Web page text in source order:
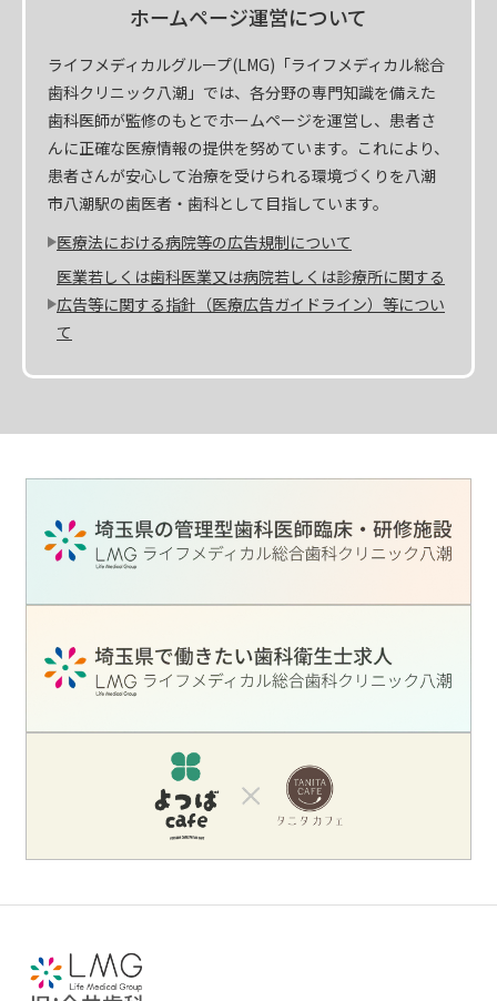
ホームページ運営について
ライフメディカルグループ(LMG)「ライフメディカル総合
歯科クリニック八潮」では、各分野の専門知識を備えた
歯科医師が監修のもとでホームページを運営し、患者さ
んに正確な医療情報の提供を努めています。これにより、
患者さんが安心して治療を受けられる環境づくりを八潮
市八潮駅の歯医者・歯科として目指しています。
医療法における病院等の広告規制について
医業若しくは歯科医業又は病院若しくは診療所に関する
広告等に関する指針（医療広告ガイドライン）等につい
て